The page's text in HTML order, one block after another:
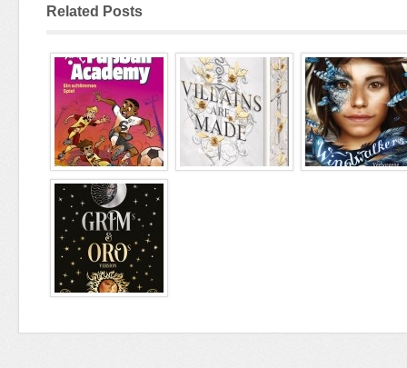
Related Posts